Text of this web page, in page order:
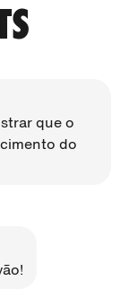
que o
do